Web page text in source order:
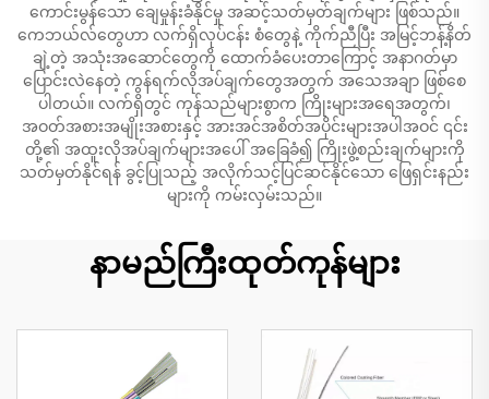
ကောင်းမွန်သော ချေမှုန်းခံနိုင်မှု အဆင့်သတ်မှတ်ချက်များ ဖြစ်သည်။
ကေဘယ်လ်တွေဟာ လက်ရှိလုပ်ငန်း စံတွေနဲ့ ကိုက်ညီပြီး အမြင့်ဘန့်နိတ်
ချဲ့တဲ့ အသုံးအဆောင်တွေကို ထောက်ခံပေးတာကြောင့် အနာဂတ်မှာ
ပြောင်းလဲနေတဲ့ ကွန်ရက်လိုအပ်ချက်တွေအတွက် အသေအချာ ဖြစ်စေ
ပါတယ်။ လက်ရှိတွင် ကုန်သည်များစွာက ကြိုးများအရေအတွက်၊
အဝတ်အစားအမျိုးအစားနှင့် အားအင်အစိတ်အပိုင်းများအပါအဝင် ၎င်း
တို့၏ အထူးလိုအပ်ချက်များအပေါ် အခြေခံ၍ ကြိုးဖွဲ့စည်းချက်များကို
သတ်မှတ်နိုင်ရန် ခွင့်ပြုသည့် အလိုက်သင့်ပြင်ဆင်နိုင်သော ဖြေရှင်းနည်း
များကို ကမ်းလှမ်းသည်။
နာမည်ကြီးထုတ်ကုန်များ